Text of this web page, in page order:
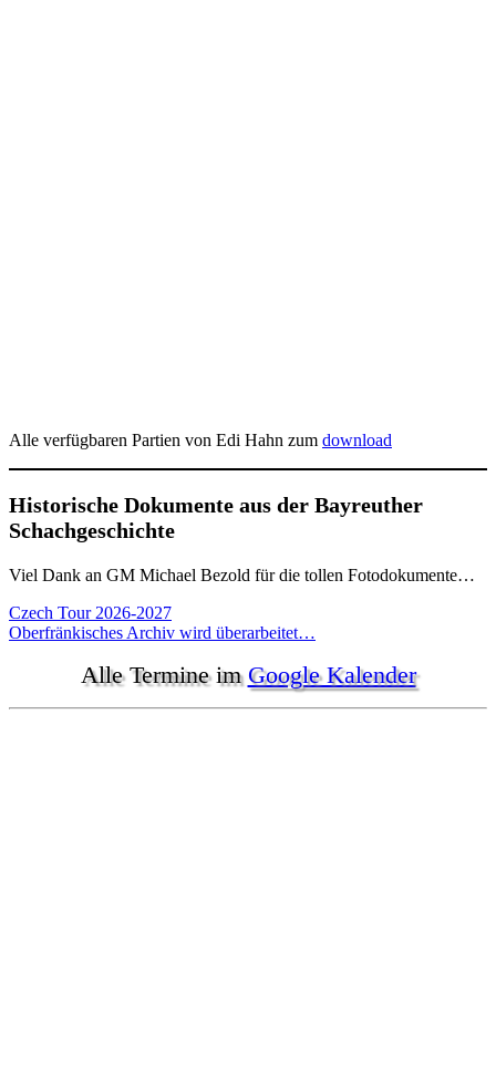
Alle verfügbaren Partien von Edi Hahn zum download
Historische Dokumente aus der Bayreuther
Schachgeschichte
Viel Dank an GM Michael Bezold für die tollen Fotodokumente…
Beitragsnavigation
Czech Tour 2026-2027
Oberfränkisches Archiv wird überarbeitet…
Alle Termine im Google Kalender